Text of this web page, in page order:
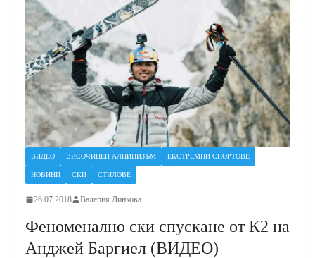
ВИДЕО ВИСОЧИНЕН АЛПИНИЗЪМ ЕКСТРЕМНИ СПОРТОВЕ
НОВИНИ СКИ СТИЛОВЕ
26.07.2018 Валерия Динкова
Феноменално ски спускане от К2 на
Анджей Баргиел (ВИДЕО)